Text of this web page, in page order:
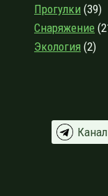
Прогулки (39)
Снаряжение
Экология (2)